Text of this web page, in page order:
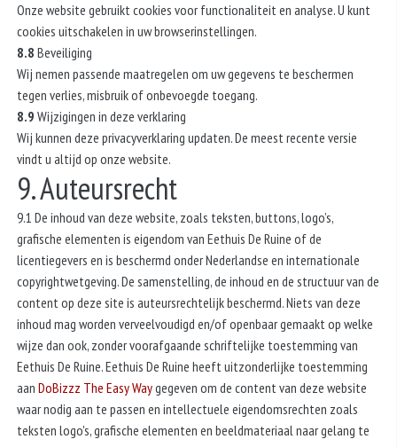
Onze website gebruikt cookies voor functionaliteit en analyse. U kunt
cookies uitschakelen in uw browserinstellingen.
8.8 Beveiliging
Wij nemen passende maatregelen om uw gegevens te beschermen
tegen verlies, misbruik of onbevoegde toegang.
8.9 Wijzigingen in deze verklaring
Wij kunnen deze privacyverklaring updaten. De meest recente versie
vindt u altijd op onze website.
9. Auteursrecht
9.1 De inhoud van deze website, zoals teksten, buttons, logo’s,
grafische elementen is eigendom van Eethuis De Ruine of de
licentiegevers en is beschermd onder Nederlandse en internationale
copyrightwetgeving. De samenstelling, de inhoud en de structuur van de
content op deze site is auteursrechtelijk beschermd. Niets van deze
inhoud mag worden verveelvoudigd en/of openbaar gemaakt op welke
wijze dan ook, zonder voorafgaande schriftelijke toestemming van
Eethuis De Ruine. Eethuis De Ruine heeft uitzonderlijke toestemming
aanDoBizzz The Easy Waygegeven om de content van deze website
waar nodig aan te passen en intellectuele eigendomsrechten zoals
teksten logo's, grafische elementen en beeldmateriaal naar gelang te